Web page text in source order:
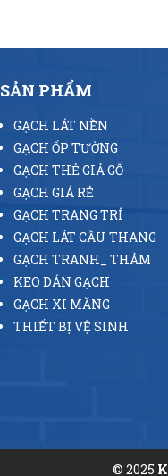
SẢN PHẨM
GẠCH LÁT NỀN
GẠCH ỐP TƯỜNG
GẠCH THẺ GIẢ GỖ
GẠCH GIÁ RẺ
GẠCH TRANG TRÍ
GẠCH LÁT CẦU THANG
GẠCH TRANH_ THẢM
KEO DÁN GẠCH
GẠCH XI MĂNG
THIẾT BỊ VỆ SINH
© 2025